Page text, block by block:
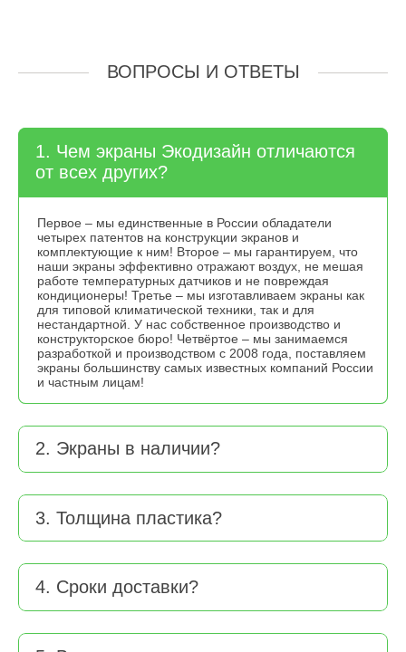
ВОПРОСЫ И ОТВЕТЫ
1. Чем экраны Экодизайн отличаются
от всех других?
Первое – мы единственные в России обладатели
четырех патентов на конструкции экранов и
комплектующие к ним! Второе – мы гарантируем, что
наши экраны эффективно отражают воздух, не мешая
работе температурных датчиков и не повреждая
кондиционеры! Третье – мы изготавливаем экраны как
для типовой климатической техники, так и для
нестандартной. У нас собственное производство и
конструкторское бюро! Четвёртое – мы занимаемся
разработкой и производством с 2008 года, поставляем
экраны большинству самых известных компаний России
и частным лицам!
2. Экраны в наличии?
3. Толщина пластика?
4. Сроки доставки?